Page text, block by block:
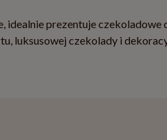
idealnie prezentuje
luksusowej czekolady i